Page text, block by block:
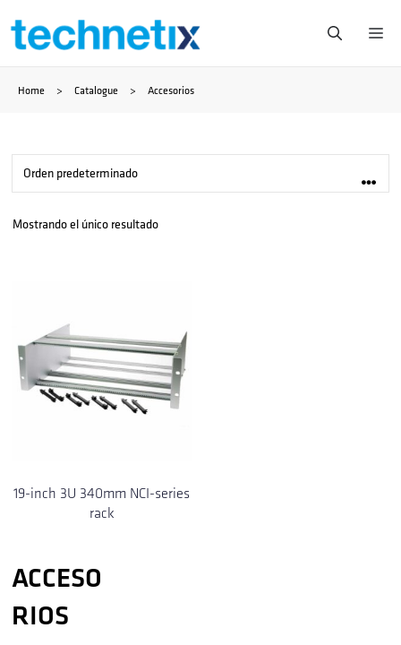
Saltar
contenido
Home > Catalogue > Accesorios
Mostrando el único resultado
19-inch 3U 340mm NCI-series
rack
ACCESO
RIOS